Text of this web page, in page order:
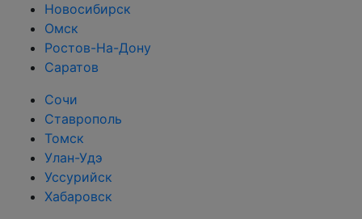
Новосибирск
Омск
Ростов-На-Дону
Саратов
Сочи
Ставрополь
Томск
Улан-Удэ
Уссурийск
Хабаровск